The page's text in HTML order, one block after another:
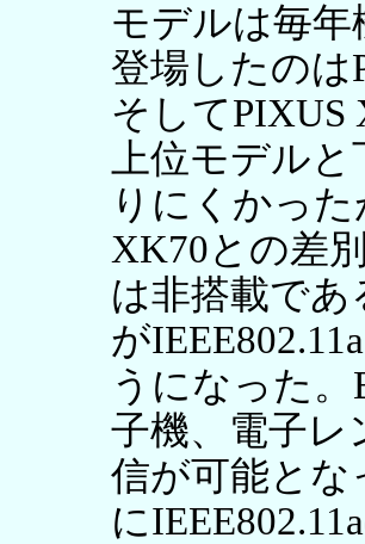
モデルは毎年
登場したのは
そしてPIXUS
上位モデル
りにくかっ
XK70との差
は非搭載であ
が
うになった
子機、電子レ
信が可能とな
に